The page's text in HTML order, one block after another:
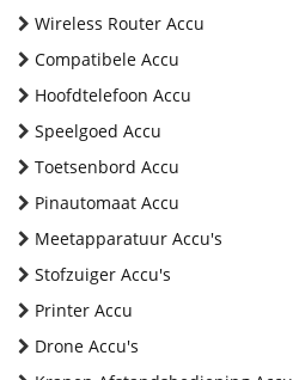
Wireless Router Accu
Compatibele Accu
Hoofdtelefoon Accu
Speelgoed Accu
Toetsenbord Accu
Pinautomaat Accu
Meetapparatuur Accu's
Stofzuiger Accu's
Printer Accu
Drone Accu's